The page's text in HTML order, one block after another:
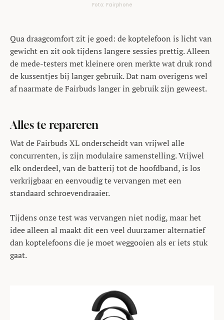
Foto: Fairphone
Qua draagcomfort zit je goed: de koptelefoon is licht van
gewicht en zit ook tijdens langere sessies prettig. Alleen
de mede-testers met kleinere oren merkte wat druk rond
de kussentjes bij langer gebruik. Dat nam overigens wel
af naarmate de Fairbuds langer in gebruik zijn geweest.
Alles te repareren
Wat de Fairbuds XL onderscheidt van vrijwel alle
concurrenten, is zijn modulaire samenstelling. Vrijwel
elk onderdeel, van de batterij tot de hoofdband, is los
verkrijgbaar en eenvoudig te vervangen met een
standaard schroevendraaier.
Tijdens onze test was vervangen niet nodig, maar het
idee alleen al maakt dit een veel duurzamer alternatief
dan koptelefoons die je moet weggooien als er iets stuk
gaat.